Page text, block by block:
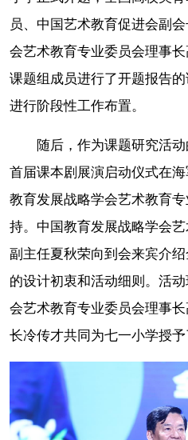
员、中国艺术教育促进会副
会艺术教育专业委员会理事
课题组成员进行了开题报告
进行阶段性工作布置。
随后，作为课题研究活
首届课本剧展演启动仪式在
教育发展战略学会艺术教育
持。中国教育发展战略学会
副主任夏秋荣向到会来宾介
的设计初衷和活动细则。活
会艺术教育专业委员会理事
长冷传才共同为七一小学授予